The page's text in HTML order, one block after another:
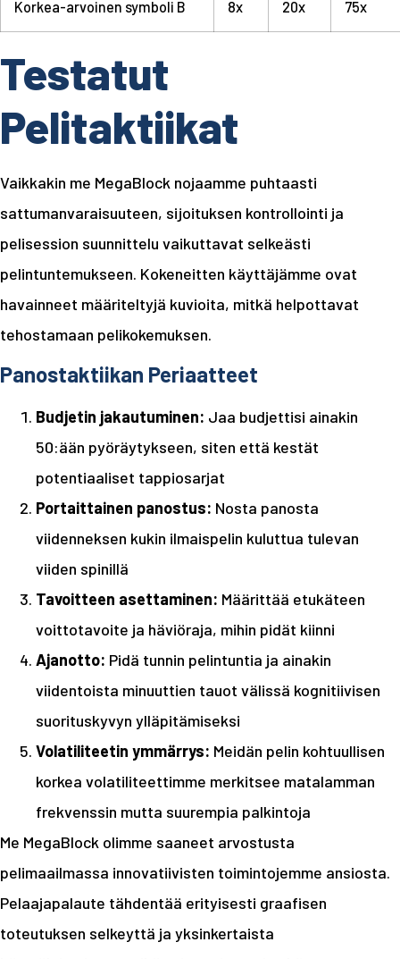
Korkea-arvoinen symboli B 8x 20x 75x
Testatut
Pelitaktiikat
Vaikkakin me MegaBlock nojaamme puhtaasti
sattumanvaraisuuteen, sijoituksen kontrollointi ja
pelisession suunnittelu vaikuttavat selkeästi
pelintuntemukseen. Kokeneitten käyttäjämme ovat
havainneet määriteltyjä kuvioita, mitkä helpottavat
tehostamaan pelikokemuksen.
Panostaktiikan Periaatteet
Budjetin jakautuminen: Jaa budjettisi ainakin
50:ään pyöräytykseen, siten että kestät
potentiaaliset tappiosarjat
Portaittainen panostus: Nosta panosta
viidenneksen kukin ilmaispelin kuluttua tulevan
viiden spinillä
Tavoitteen asettaminen: Määrittää etukäteen
voittotavoite ja häviöraja, mihin pidät kiinni
Ajanotto: Pidä tunnin pelintuntia ja ainakin
viidentoista minuuttien tauot välissä kognitiivisen
suorituskyvyn ylläpitämiseksi
Volatiliteetin ymmärrys: Meidän pelin kohtuullisen
korkea volatiliteettimme merkitsee matalamman
frekvenssin mutta suurempia palkintoja
Me MegaBlock olimme saaneet arvostusta
pelimaailmassa innovatiivisten toimintojemme ansiosta.
Pelaajapalaute tähdentää erityisesti graafisen
toteutuksen selkeyttä ja yksinkertaista